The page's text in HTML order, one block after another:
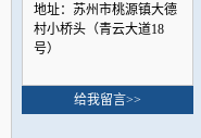
地址：苏州市桃源镇大德
村小桥头（青云大道18
号）
给我留言>>